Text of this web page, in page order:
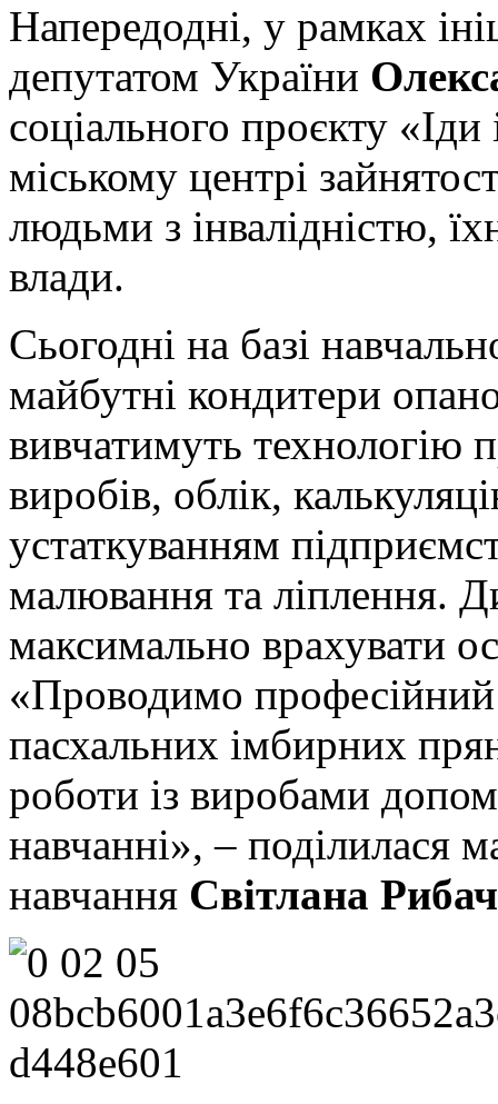
Напередодні, у рамках
депутатом України
соціального проєкту
міському центрі
людьми з інвалідністю,
влади.
Сьогодні на базі
майбутні кондитери
вивчатимуть технологію
виробів, облік,
устаткуванням
малювання та ліплення.
максимально врахувати
«Проводимо професійний
пасхальних імбирних
роботи із виробами
навчанні», – поділилася
навчання Світлана